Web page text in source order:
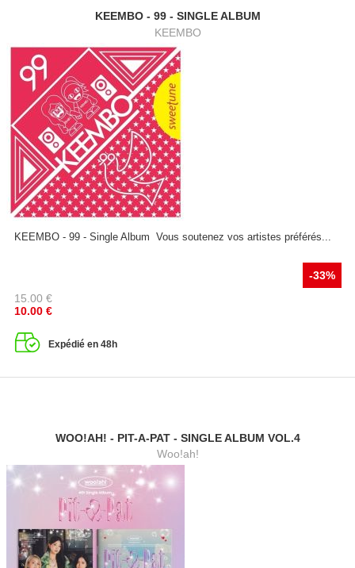
KEEMBO - 99 - SINGLE ALBUM
KEEMBO
KEEMBO - 99 - Single Album Vous soutenez vos artistes préférés...
-33%
15.00 €
10.00 €
Expédié en 48h
WOO!AH! - PIT-A-PAT - SINGLE ALBUM VOL.4
Woo!ah!